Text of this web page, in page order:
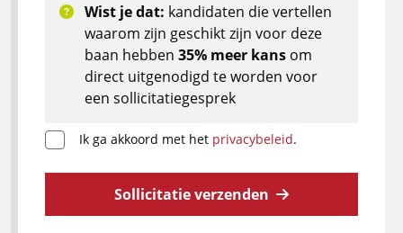
Wist je dat: kandidaten die vertellen
waarom zijn geschikt zijn voor deze
baan hebben 35% meer kans om
direct uitgenodigd te worden voor
een sollicitatiegesprek
Ik ga akkoord met het privacybeleid.
Sollicitatie verzenden